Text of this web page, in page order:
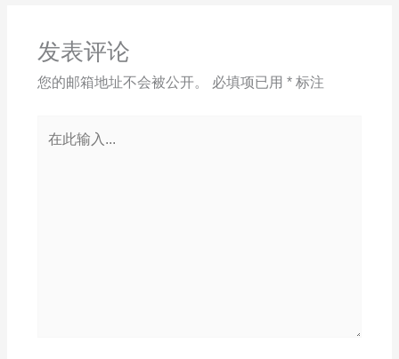
发表评论
您的邮箱地址不会被公开。 必填项已用 *标注